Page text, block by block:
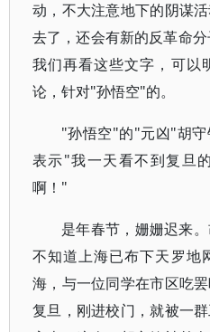
动，不大注意地下的阴谋
去了，还会有新的反革命
我们再看这些文字，可以
论，针对"孙悟空"的。
"孙悟空"的"元凶"胡
表示"我一天看不到复旦
啊！"
是年春节，姗姗迟来
不知道上海已布下天罗地
海，与一位同学在市区吃
复旦，刚进校门，就被一